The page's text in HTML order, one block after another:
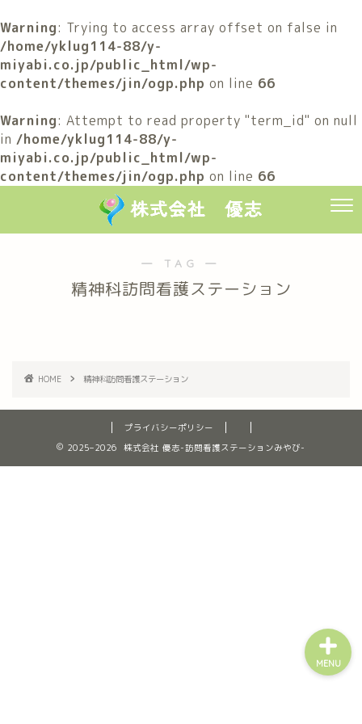
Warning: Trying to access array offset on false in
/home/yklug114-88/y-
miyabi.co.jp/public_html/wp-
content/themes/jin/ogp.php on line 66
Warning: Attempt to read property "term_id" on null
in /home/yklug114-88/y-
miyabi.co.jp/public_html/wp-
content/themes/jin/ogp.php on line 66
― TAG ―
精神科訪問看護ステーション
HOME 精神科訪問看護ステーション
プライバシーポリシー
2025–2026 株式会社 優志-訪問看護ステーションみやび-
MENU
みやびについて